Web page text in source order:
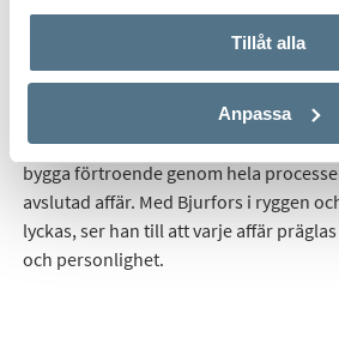
Tillåt alla
Anpassa
Linus Olsson har arbetat på Bjurfors
sociala förmåga, sitt driv och sin
helhjärtat in i varje uppdrag med målet
överträffa förväntningarna. Linus
bygga förtroende genom hela
avslutad affär. Med Bjurfors i ryggen
lyckas, ser han till att varje affär
och personlighet.